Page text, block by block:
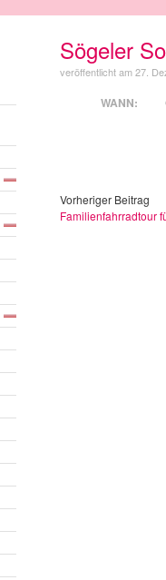
Sögeler
veröffentlicht am 27.
WANN:
Vorheriger Beitrag
Familienfahrradtour